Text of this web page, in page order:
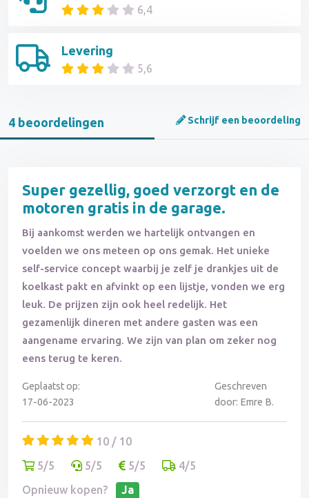
6,4
Levering
5,6
4 beoordelingen Schrijf een beoordeling
Super gezellig, goed verzorgt en de
motoren gratis in de garage.
Bij aankomst werden we hartelijk ontvangen en
voelden we ons meteen op ons gemak. Het unieke
self-service concept waarbij je zelf je drankjes uit de
koelkast pakt en afvinkt op een lijstje, vonden we erg
leuk. De prijzen zijn ook heel redelijk. Het
gezamenlijk dineren met andere gasten was een
aangename ervaring. We zijn van plan om zeker nog
eens terug te keren.
Geplaatst op:
17-06-2023
Geschreven
door: Emre B.
10 / 10
5/5
5/5 5/5
4/5
Opnieuw kopen?
Ja